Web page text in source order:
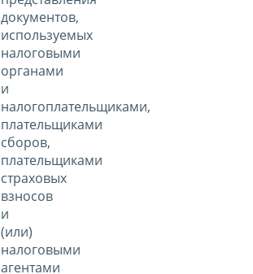
документов,
используемых
налоговыми
органами
и
налогоплательщиками,
плательщиками
сборов,
плательщиками
страховых
взносов
и
(или)
налоговыми
агентами